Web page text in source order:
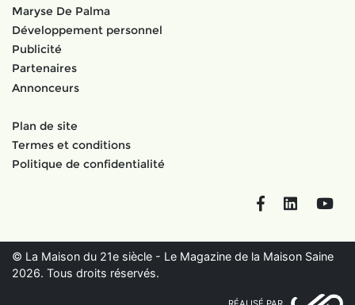
Maryse De Palma
Développement personnel
Publicité
Partenaires
Annonceurs
Plan de site
Termes et conditions
Politique de confidentialité
FacebookLinkedIn
© La Maison du 21e siècle - Le Magazine de la Maison Saine
2026. Tous droits réservés.